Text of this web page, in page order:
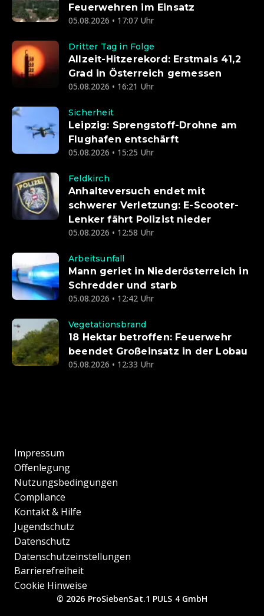
Feuerwehren im Einsatz
05.08.2026 • 17:07 Uhr
Dritter Tag in Folge
Allzeit-Hitzerekord: Erstmals 41,2
Grad in Österreich gemessen
05.08.2026 • 16:21 Uhr
Sicherheit
Leipzig: Sprengstoff-Drohne am
Flughafen entschärft
05.08.2026 • 15:25 Uhr
Feldkirch
Anhalteversuch endet mit
schwerer Verletzung: E-Scooter-
Lenker fährt Polizist nieder
05.08.2026 • 12:58 Uhr
Arbeitsunfall
Mann geriet in Niederösterreich in
Schredder und starb
05.08.2026 • 12:42 Uhr
Vegetationsbrand
18 Hektar betroffen: Feuerwehr
beendet Großeinsatz in der Lobau
05.08.2026 • 12:33 Uhr
Impressum
Offenlegung
Nutzungsbedingungen
Compliance
Kontakt & Hilfe
Jugendschutz
Datenschutz
Datenschutzeinstellungen
Barrierefreiheit
Cookie Hinweise
© 2026 ProSiebenSat.1 PULS 4 GmbH